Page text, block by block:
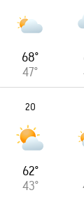
68°
47°
20
62°
43°